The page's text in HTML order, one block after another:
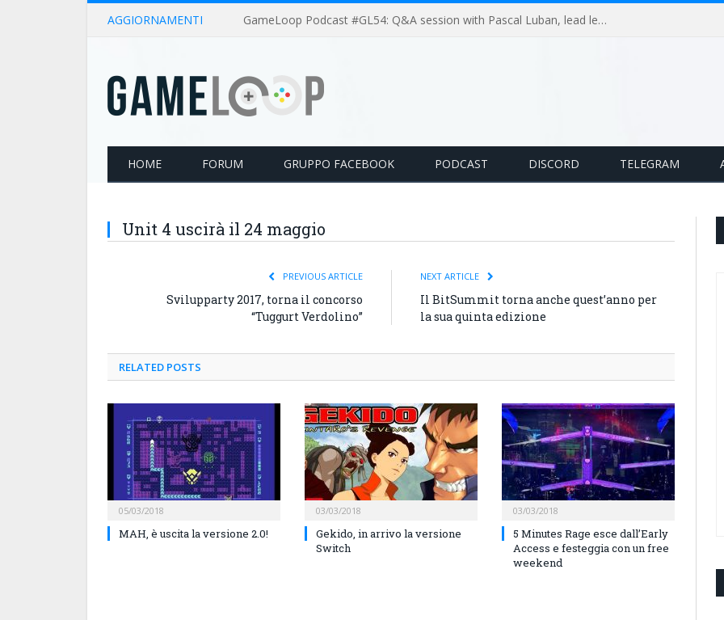
AGGIORNAMENTI GameLoop Podcast #GL54: Q&A session with Pascal Luban, lead level designer on Splinter Cell multiplayer games
HOME FORUM GRUPPO FACEBOOK PODCAST DISCORD TELEGRAM
Unit 4 uscirà il 24 maggio
PREVIOUS ARTICLE
Svilupparty 2017, torna il concorso
“Tuggurt Verdolino”
NEXT ARTICLE
Il BitSummit torna anche quest’anno per
la sua quinta edizione
RELATED POSTS
05/03/2018
MAH, è uscita la versione 2.0!
03/03/2018
Gekido, in arrivo la versione
Switch
03/03/2018
5 Minutes Rage esce dall’Early
Access e festeggia con un free
weekend